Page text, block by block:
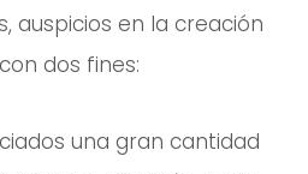
auspicios en la creación
dos fines:
una gran cantidad